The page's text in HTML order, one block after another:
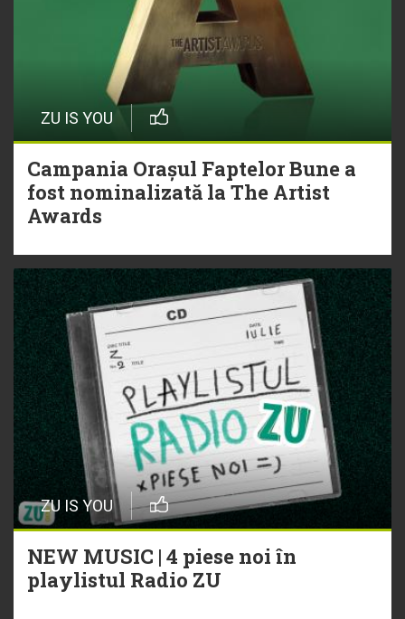
ZU IS YOU
Campania Orașul Faptelor Bune a
fost nominalizată la The Artist
Awards
ZU IS YOU
NEW MUSIC | 4 piese noi în
playlistul Radio ZU